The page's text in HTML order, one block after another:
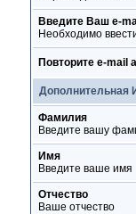
Введите Ваш e-
Необходимо
Повторите e-mail
Дополнительная
Фамилия
Введите вашу
Имя
Введите ваше имя
Отчество
Ваше отчество